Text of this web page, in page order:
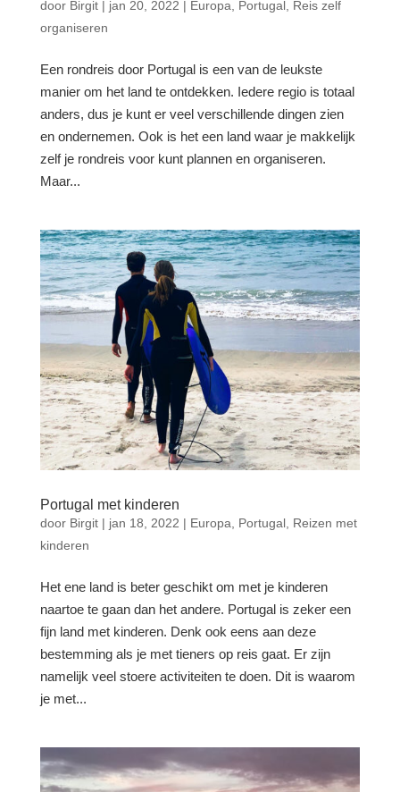
door Birgit| jan 20, 2022 | Europa Portugal, Reis zelf
organiseren
Een rondreis door Portugal is een van de leukste
manier om het land te ontdekken. Iedere regio is totaal
anders, dus je kunt er veel verschillende dingen zien
en ondernemen. Ook is het een land waar je makkelijk
zelf je rondreis voor kunt plannen en organiseren.
Maar...
Portugal met kinderen
door Birgit| jan 18, 2022 | Europa Portugal, Reizen met
kinderen
Het ene land is beter geschikt om met je kinderen
naartoe te gaan dan het andere. Portugal is zeker een
fijn land met kinderen. Denk ook eens aan deze
bestemming als je met tieners op reis gaat. Er zijn
namelijk veel stoere activiteiten te doen. Dit is waarom
je met...